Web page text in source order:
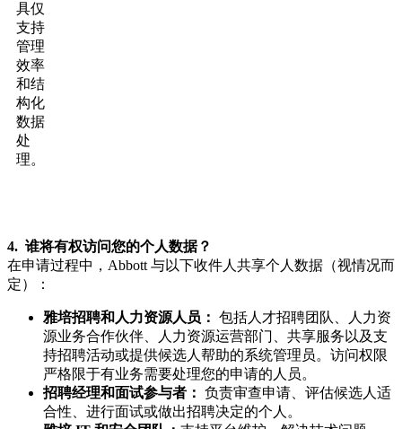
具仅
支持
管理
效率
和结
构化
数据
处
理。
4. 谁将有权访问您的个人数据？
在申请过程中，Abbott 与以下收件人共享个人数据（视情况而
定）：
雅培招聘和人力资源人员： 包括人才招聘团队、人力资
源业务合作伙伴、人力资源运营部门、共享服务以及支
持招聘活动或提供候选人帮助的系统管理员。访问权限
严格限于有业务需要处理您的申请的人员。
招聘经理和面试参与者： 负责审查申请、评估候选人适
合性、进行面试或做出招聘决定的个人。